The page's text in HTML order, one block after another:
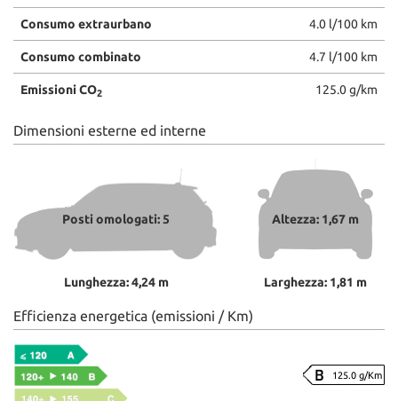
Consumo extraurbano 4.0 l/100 km
Consumo combinato 4.7 l/100 km
Emissioni CO2 125.0 g/km
Dimensioni esterne ed interne
Posti omologati: 5
Lunghezza: 4,24 m
Altezza: 1,67 m
Larghezza: 1,81 m
Efficienza energetica (emissioni / Km)
125.0 g/Km